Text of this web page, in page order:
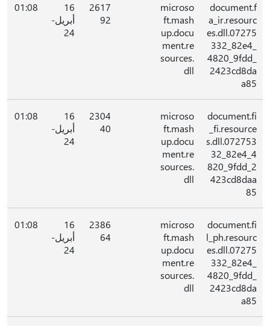
document.f
a_ir.resourc
es.dll.07275
332_82e4_
4820_9fdd_
2423cd8da
a85
microso
ft.mash
up.docu
ment.re
sources.
dll
2617
92
16
أبريل-
24
01:08
document.fi
_fi.resource
s.dll.072753
32_82e4_4
820_9fdd_2
423cd8daa
85
microso
ft.mash
up.docu
ment.re
sources.
dll
2304
40
16
أبريل-
24
01:08
document.fi
l_ph.resourc
es.dll.07275
332_82e4_
4820_9fdd_
2423cd8da
a85
microso
ft.mash
up.docu
ment.re
sources.
dll
2386
64
16
أبريل-
24
01:08